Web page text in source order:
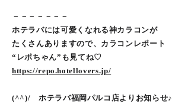
－－－－－－－
ホテラバには可愛くなれる神カラコンが
たくさんありますので、カラコンレポート
“レポちゃん”も見てね♡
https://repo.hotellovers.jp/
(^^)/ ホテラバ福岡パルコ店よりお知らせ♪